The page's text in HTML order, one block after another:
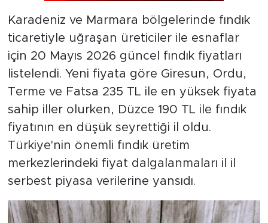
Karadeniz ve Marmara bölgelerinde fındık
ticaretiyle uğraşan üreticiler ile esnaflar
için 20 Mayıs 2026 güncel fındık fiyatları
listelendi. Yeni fiyata göre Giresun, Ordu,
Terme ve Fatsa 235 TL ile en yüksek fiyata
sahip iller olurken, Düzce 190 TL ile fındık
fiyatının en düşük seyrettiği il oldu.
Türkiye'nin önemli fındık üretim
merkezlerindeki fiyat dalgalanmaları il il
serbest piyasa verilerine yansıdı.